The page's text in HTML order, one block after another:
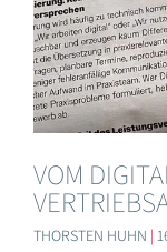
VOM
THORSTEN HUHN